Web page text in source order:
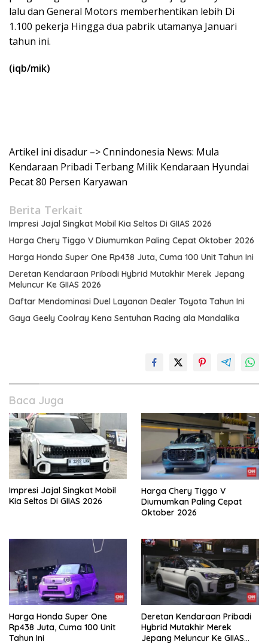
lalu dan General Motors memberhentikan lebih Di
1.100 pekerja Hingga dua pabrik utamanya Januari
tahun ini.
(iqb/mik)
Artikel ini disadur –> Cnnindonesia News: Mula
Kendaraan Pribadi Terbang Milik Kendaraan Hyundai
Pecat 80 Persen Karyawan
Berita Terkait
Impresi Jajal Singkat Mobil Kia Seltos Di GIIAS 2026
Harga Chery Tiggo V Diumumkan Paling Cepat Oktober 2026
Harga Honda Super One Rp438 Juta, Cuma 100 Unit Tahun Ini
Deretan Kendaraan Pribadi Hybrid Mutakhir Merek Jepang
Meluncur Ke GIIAS 2026
Daftar Mendominasi Duel Layanan Dealer Toyota Tahun Ini
Gaya Geely Coolray Kena Sentuhan Racing ala Mandalika
Baca Juga
Impresi Jajal Singkat Mobil
Kia Seltos Di GIIAS 2026
Harga Chery Tiggo V
Diumumkan Paling Cepat
Oktober 2026
Harga Honda Super One
Rp438 Juta, Cuma 100 Unit
Tahun Ini
Deretan Kendaraan Pribadi
Hybrid Mutakhir Merek
Jepang Meluncur Ke GIIAS